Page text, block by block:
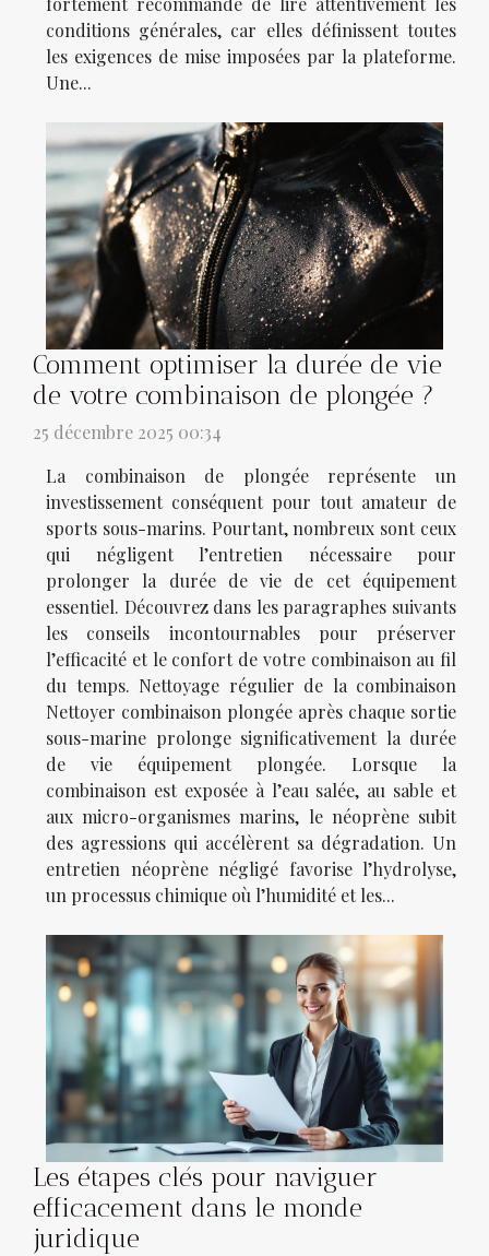
conditions générales, car elles définissent toutes
les exigences de mise imposées par la plateforme.
Une...
Comment optimiser la durée de vie
de votre combinaison de plongée ?
25 décembre 2025 00:34
La combinaison de plongée représente un
investissement conséquent pour tout amateur de
sports sous-marins. Pourtant, nombreux sont ceux
qui négligent l’entretien nécessaire pour
prolonger la durée de vie de cet équipement
essentiel. Découvrez dans les paragraphes suivants
les conseils incontournables pour préserver
l’efficacité et le confort de votre combinaison au fil
du temps. Nettoyage régulier de la combinaison
Nettoyer combinaison plongée après chaque sortie
sous-marine prolonge significativement la durée
de vie équipement plongée. Lorsque la
combinaison est exposée à l’eau salée, au sable et
aux micro-organismes marins, le néoprène subit
des agressions qui accélèrent sa dégradation. Un
entretien néoprène négligé favorise l’hydrolyse,
un processus chimique où l’humidité et les...
Les étapes clés pour naviguer
efficacement dans le monde
juridique